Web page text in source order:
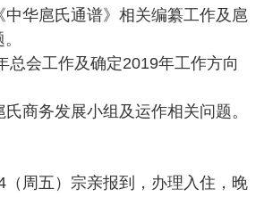
中华扈氏通谱》相关编纂工作及扈
总会工作及确定2019年工作方向
商务发展小组及运作相关问题。
（周五）宗亲报到，办理入住，晚